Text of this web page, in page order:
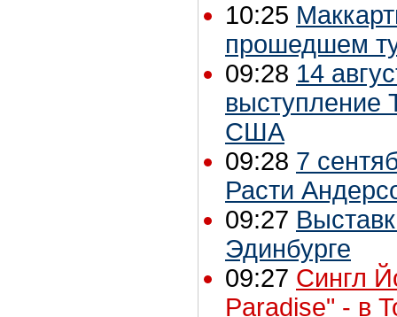
10:25
прошедшем
09:28 14
выступление
США
09:28 7
Расти
09:27
Эдинбурге
09:27 Сингл
Paradise" - в